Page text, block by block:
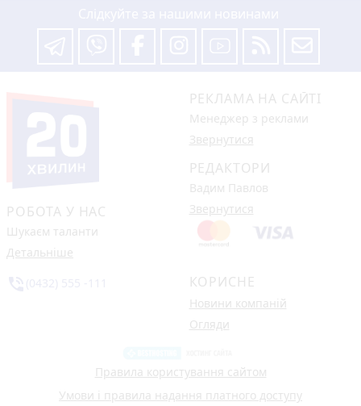
РОБОТА У НАС
Шукаєм таланти
Детальніше
РЕКЛАМА НА САЙТІ
Менеджер з реклами
Звернутися
РЕДАКТОРИ
Вадим Павлов
Звернутися
КОРИСНЕ
Новини компаній
Огляди
Правила користування сайтом
Умови і правила надання платного доступу